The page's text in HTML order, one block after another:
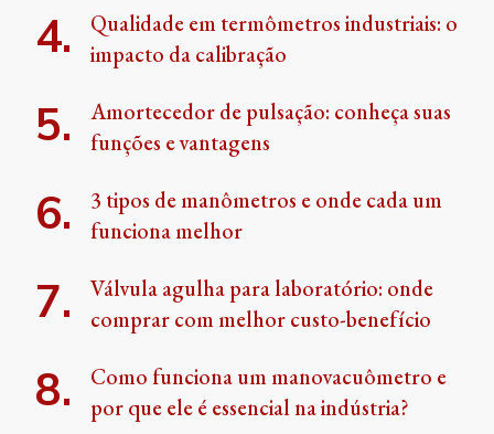
Qualidade em termômetros industriais: o
impacto da calibração
Amortecedor de pulsação: conheça suas
funções e vantagens
3 tipos de manômetros e onde cada um
funciona melhor
Válvula agulha para laboratório: onde
comprar com melhor custo-benefício
Como funciona um manovacuômetro e
por que ele é essencial na indústria?